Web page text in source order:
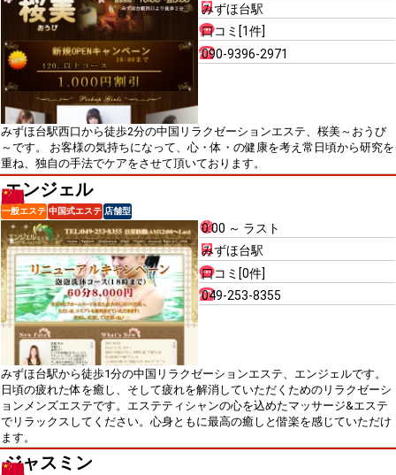
みずほ台駅
口コミ[1件]
090-9396-2971
みずほ台駅西口から徒歩2分の中国リラクゼーションエステ、桜美～おうび
～です。 お客様の気持ちになって、心・体・の健康を考え常日頃から研究を
重ね、独自の手法でケアをさせて頂いております。
エンジェル
一般エステ 中国式エステ 店舗型
0:00 ～ ラスト
みずほ台駅
口コミ[0件]
049-253-8355
みずほ台駅から徒歩1分の中国リラクゼーションエステ、エンジェルです。
日頃の疲れた体を癒し、そして疲れを解消していただくためのリラクゼーシ
ョンメンズエステです。エステティシャンの心を込めたマッサージ&エステ
でリラックスしてください。心身ともに最高の癒しと偕楽を感じていただけ
ます。
ジャスミン